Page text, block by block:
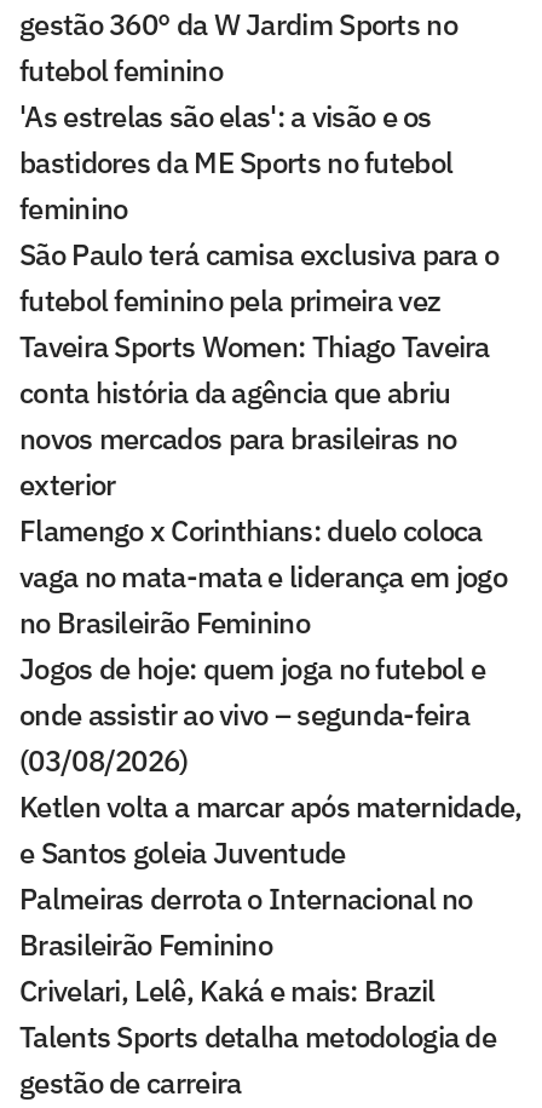
gestão 360° da W Jardim Sports no
futebol feminino
'As estrelas são elas': a visão e os
bastidores da ME Sports no futebol
feminino
São Paulo terá camisa exclusiva para o
futebol feminino pela primeira vez
Taveira Sports Women: Thiago Taveira
conta história da agência que abriu
novos mercados para brasileiras no
exterior
Flamengo x Corinthians: duelo coloca
vaga no mata-mata e liderança em jogo
no Brasileirão Feminino
Jogos de hoje: quem joga no futebol e
onde assistir ao vivo – segunda-feira
(03/08/2026)
Ketlen volta a marcar após maternidade,
e Santos goleia Juventude
Palmeiras derrota o Internacional no
Brasileirão Feminino
Crivelari, Lelê, Kaká e mais: Brazil
Talents Sports detalha metodologia de
gestão de carreira